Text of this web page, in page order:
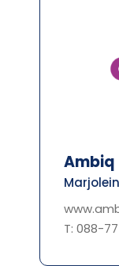
Ambiq
T: 088-